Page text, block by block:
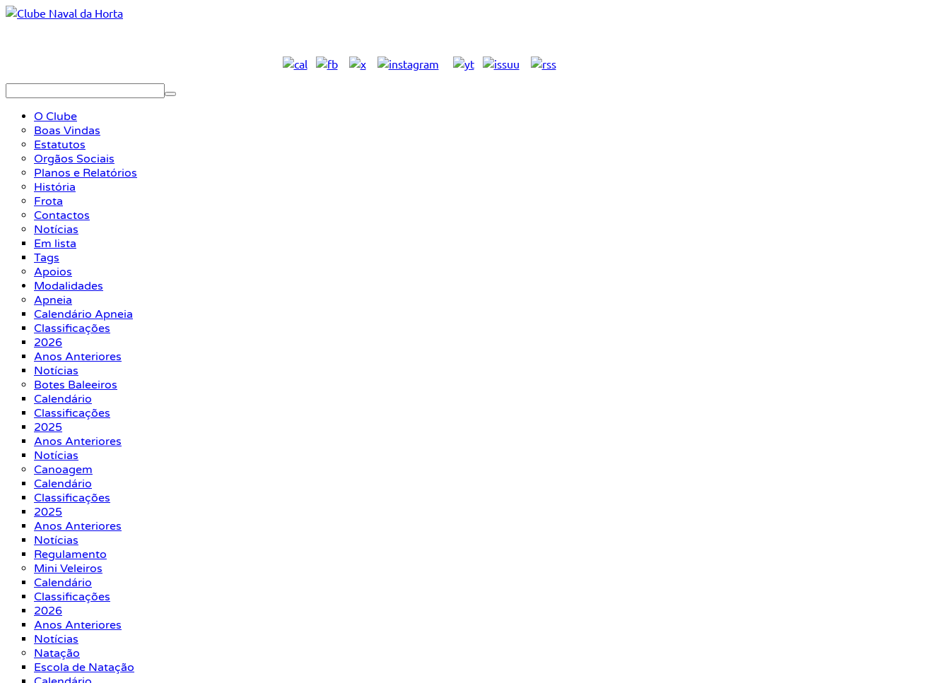
O Clube
Boas Vindas
Estatutos
Orgãos Sociais
Planos e Relatórios
História
Frota
Contactos
Notícias
Em lista
Tags
Apoios
Modalidades
Apneia
Calendário Apneia
Classificações
2026
Anos Anteriores
Notícias
Botes Baleeiros
Calendário
Classificações
2025
Anos Anteriores
Notícias
Canoagem
Calendário
Classificações
2025
Anos Anteriores
Notícias
Regulamento
Mini Veleiros
Calendário
Classificações
2026
Anos Anteriores
Notícias
Natação
Escola de Natação